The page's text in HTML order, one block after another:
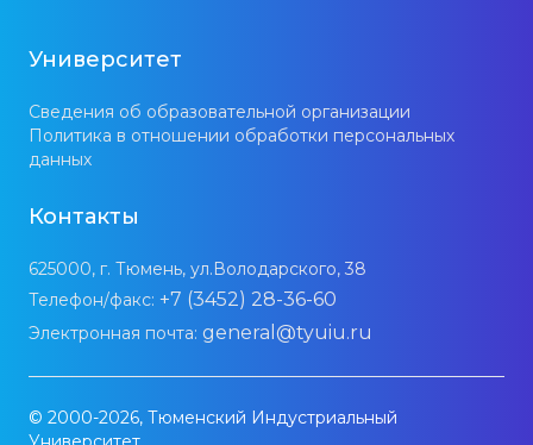
Университет
Сведения об образовательной организации
Политика в отношении обработки персональных
данных
Контакты
625000, г. Тюмень, ул.Володарского, 38
Телефон/факс: +7 (3452) 28-36-60
Электронная почта: general@tyuiu.ru
© 2000-2026, Тюменский Индустриальный